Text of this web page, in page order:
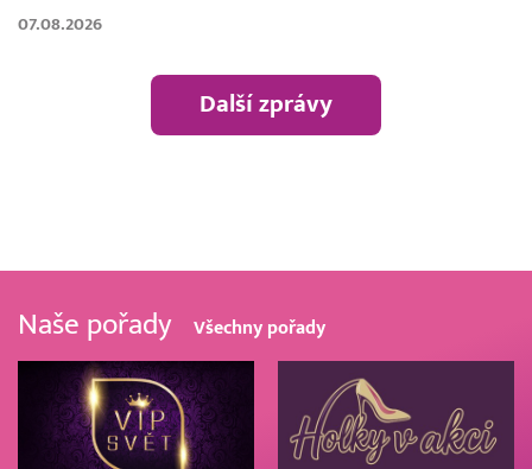
07.08.2026
Další zprávy
Naše pořady Všechny pořady